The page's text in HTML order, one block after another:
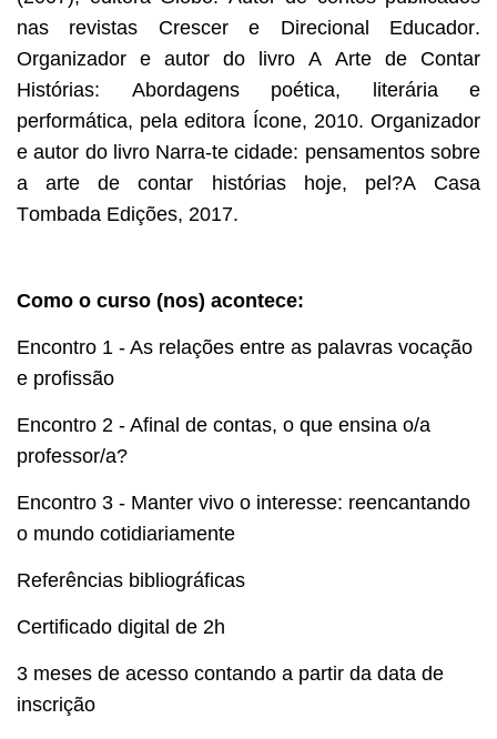
nas revistas Crescer e Direcional Educador.
Organizador e autor do livro A Arte de Contar
Histórias: Abordagens poética, literária e
performática, pela editora Ícone, 2010. Organizador
e autor do livro Narra-te cidade: pensamentos sobre
a arte de contar histórias hoje, pel?A Casa
Tombada Edições, 2017.
Como o curso (nos) acontece:
Encontro 1 - As relações entre as palavras vocação
e profissão
Encontro 2 - Afinal de contas, o que ensina o/a
professor/a?
Encontro 3 - Manter vivo o interesse: reencantando
o mundo cotidiariamente
Referências bibliográficas
Certificado digital de 2h
3 meses de acesso contando a partir da data de
inscrição